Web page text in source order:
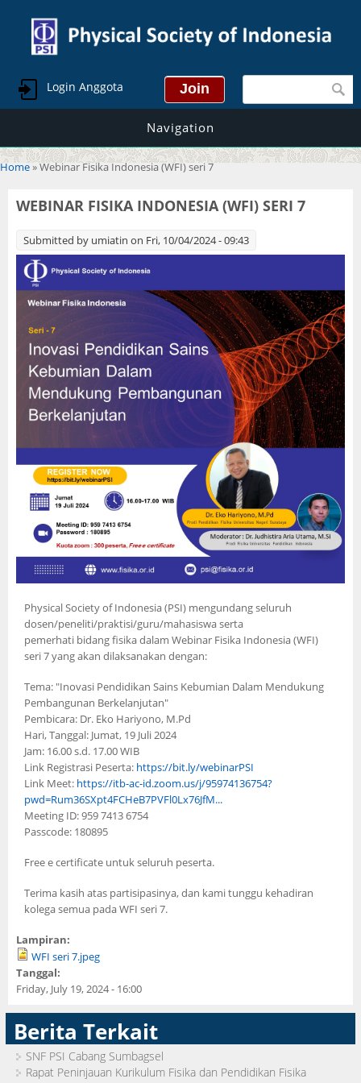
Login Anggota Search form
Navigation
You are here
Home» Webinar Fisika Indonesia (WFI) seri 7
WEBINAR FISIKA INDONESIA (WFI) SERI 7
Submitted by umiatin on Fri, 10/04/2024 - 09:43
Physical Society of Indonesia (PSI) mengundang seluruh
dosen/peneliti/praktisi/guru/mahasiswa serta
pemerhati bidang fisika dalam Webinar Fisika Indonesia (WFI)
seri 7 yang akan dilaksanakan dengan:
Tema: "Inovasi Pendidikan Sains Kebumian Dalam Mendukung
Pembangunan Berkelanjutan"
Pembicara: Dr. Eko Hariyono, M.Pd
Hari, Tanggal: Jumat, 19 Juli 2024
Jam: 16.00 s.d. 17.00 WIB
Link Registrasi Peserta: https://bit.ly/webinarPSI
Link Meet: https://itb-ac-id.zoom.us/j/95974136754?
pwd=Rum36SXpt4FCHeB7PVFl0Lx76JfM...
Meeting ID: 959 7413 6754
Passcode: 180895
Free e certificate untuk seluruh peserta.
Terima kasih atas partisipasinya, dan kami tunggu kehadiran
kolega semua pada WFI seri 7.
Lampiran:
WFI seri 7.jpeg
Tanggal:
Friday, July 19, 2024 - 16:00
Berita Terkait
SNF PSI Cabang Sumbagsel
Rapat Peninjauan Kurikulum Fisika dan Pendidikan Fisika